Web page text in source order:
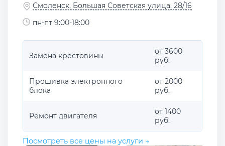
Смоленск, Большая Советская улица, 28/16
пн-пт 9:00-18:00
Замена крестовины
от 3600
руб.
Прошивка электронного
блока
от 2000
руб.
Ремонт двигателя
от 1400
руб.
Посмотреть все цены на услуги →